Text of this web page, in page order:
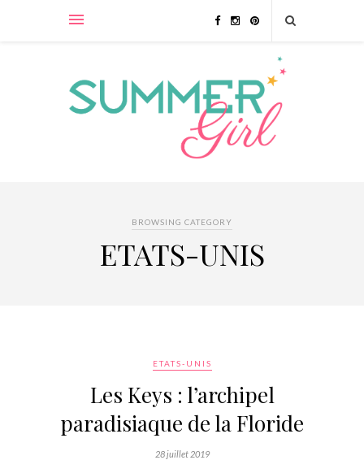
BROWSING CATEGORY
ETATS-UNIS
ETATS-UNIS
Les Keys : l’archipel
paradisiaque de la Floride
28 juillet 2019